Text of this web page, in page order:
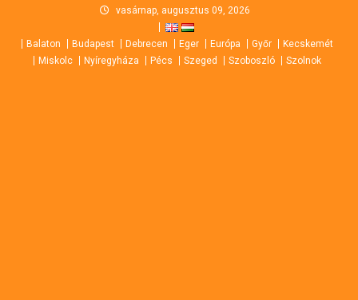
content
vasárnap, augusztus 09, 2026
Balaton Budapest Debrecen Eger Európa Győr
Kecskemét
Miskolc
Nyíregyháza Pécs Szeged Szoboszló Szolnok